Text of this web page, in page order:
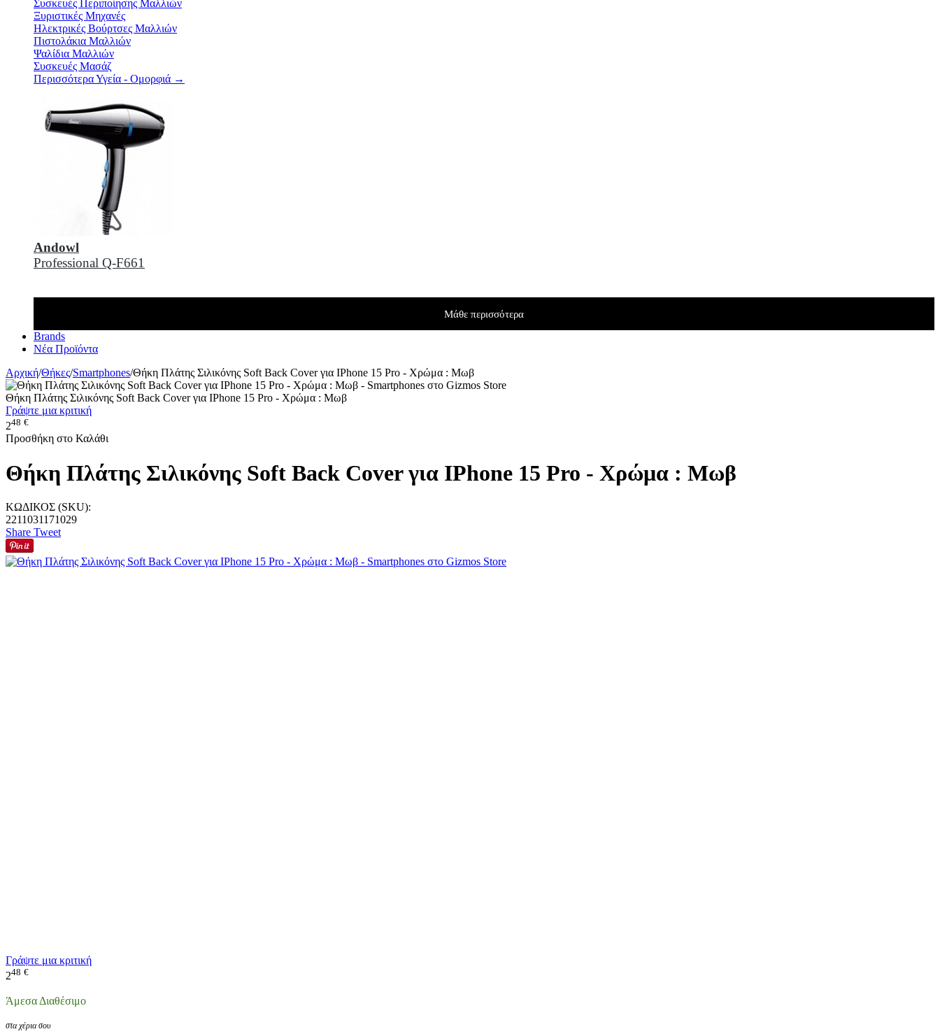
Συσκευές Περιποίησης Μαλλιών
Ξυριστικές Μηχανές
Ηλεκτρικές Βούρτσες Μαλλιών
Πιστολάκια Μαλλιών
Ψαλίδια Μαλλιών
Συσκευές Μασάζ
Περισσότερα Υγεία - Ομορφιά →
Andowl
Professional Q-F661
Μάθε περισσότερα
Brands
Νέα Προϊόντα
Αρχική/Θήκες/Smartphones/Θήκη Πλάτης Σιλικόνης Soft Back Cover για IPhone 15 Pro - Χρώμα : Μωβ
Θήκη Πλάτης Σιλικόνης Soft Back Cover για IPhone 15 Pro - Χρώμα : Μωβ
Γράψτε μια κριτική
248 €
Προσθήκη στο Καλάθι
Θήκη Πλάτης Σιλικόνης Soft Back Cover για IPhone 15 Pro - Χρώμα : Μωβ
ΚΩΔΙΚΟΣ (SKU):
2211031171029
Share Tweet
Γράψτε μια κριτική
248 €
Άμεσα Διαθέσιμο
στα χέρια σου